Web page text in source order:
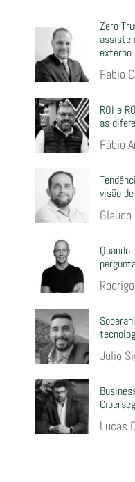
Zero
externo
Fabio
ROI e
as
Fábio
visão
Julio
Lucas